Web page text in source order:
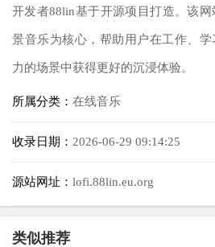
开发者88lin基于开源项目打造。该
景音乐为核心，帮助用户在工作、
力的场景中获得更好的沉浸体验。
所属分类： 在线音乐
收录日期： 2026-06-29 09:14:25
源站网址： lofi.88lin.eu.org
类似推荐